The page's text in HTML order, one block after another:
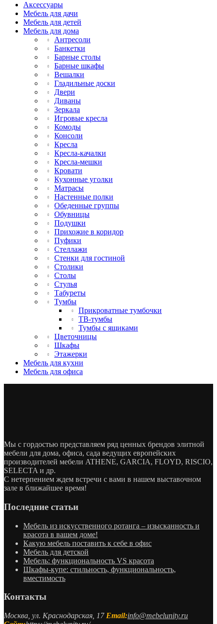
Аксессуары
Мебель для дачи
Мебель для детей
Мебель для дома
Антресоли
Банкетки
Барные столы
Барные шкафы
Вешалки
Гладильные доски
Двери
Диваны
Зеркала
Игровые кресла
Комоды
Консоли
Кресла
Кресла-качалки
Кресла-мешки
Кровати
Кухонные уголки
Матрасы
Настенные полки
Обеденные группы
Обувницы
Подушки
Прихожие в коридор
Пуфики
Стеллажи
Стенки для гостиной
Столики
Столы
Стулья
Табуреты
Тумбы
Прикроватные тумбочки
ТВ-тумбы
Тумбы с ящиками
Цветочницы
Шкафы
Этажерки
Мебель для кухни
Мебель для офиса
Мы с гордостью представляем ряд ценных брендов элитной
мебели для дома, офиса, сада ведущих европейских
производителей мебели ATHENE, GARCIA, FLOYD, RISCIO,
SELECTA и др.
С нетерпением ждем встречи с вами в нашем выставочном
зале в ближайшее время!
Последние статьи
Мебель из искусственного ротанга – изысканность и
красота в вашем доме!
Какую мебель поставить к себе в офис
Мебель для детской
Мебель: функциональность VS красота
Шкафы-купе: стильность, функциональность,
вместимость
Контакты
Москва, ул. Краснодарская, 17 Email:info@mebelunity.ru